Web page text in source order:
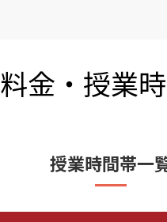
料金・授業
授業時間帯一